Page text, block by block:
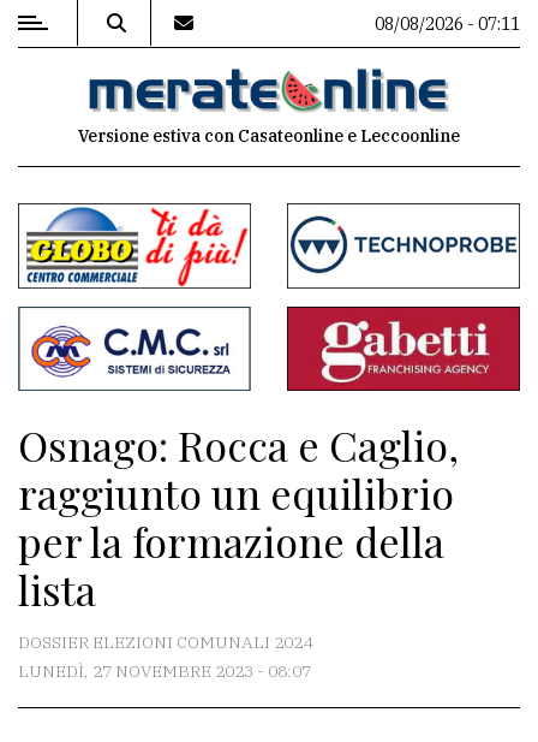
MENU
commenti
Contenuti
del
sito
Associazioni
Meteo
CONTATTI
La
redazione
08/08/2026 - 07:11
Versione estiva con Casateonline e Leccoonline
Osnago: Rocca e Caglio,
raggiunto un equilibrio
per la formazione della
lista
DOSSIER ELEZIONI COMUNALI 2024
LUNEDÌ, 27 NOVEMBRE 2023 - 08:07